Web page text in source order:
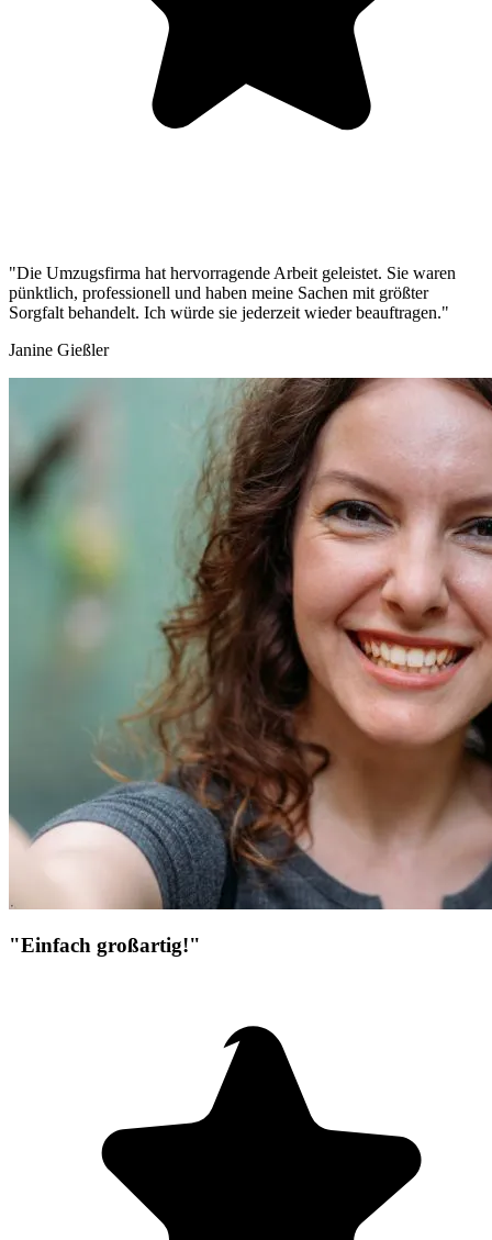
"Die Umzugsfirma hat hervorragende Arbeit geleistet. Sie waren
pünktlich, professionell und haben meine Sachen mit größter
Sorgfalt behandelt. Ich würde sie jederzeit wieder beauftragen."
Janine Gießler
"Einfach großartig!"